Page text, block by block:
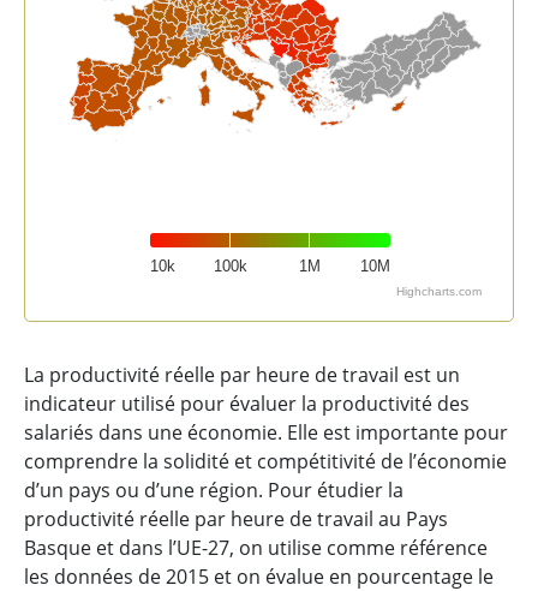
10k 100k 1M 10M
Highcharts.com
La productivité réelle par heure de travail est un
indicateur utilisé pour évaluer la productivité des
salariés dans une économie. Elle est importante pour
comprendre la solidité et compétitivité de l’économie
d’un pays ou d’une région. Pour étudier la
productivité réelle par heure de travail au Pays
Basque et dans l’UE-27, on utilise comme référence
les données de 2015 et on évalue en pourcentage le